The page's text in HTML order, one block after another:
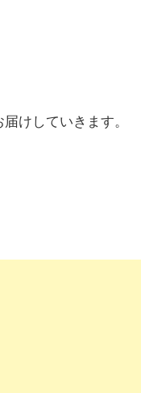
けしていきます。